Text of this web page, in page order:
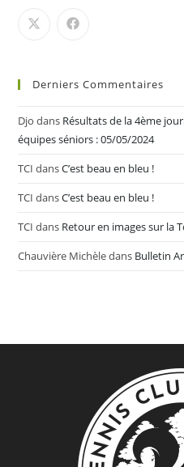
Derniers Commentaires
Djo dans Résultats de la 4ème
équipes séniors : 05/05/2024
TCI dansC’est beau en bleu !
TCI dansC’est beau en bleu !
TCI dans Retour en images sur la
Chauvière Michèledans Bulletin